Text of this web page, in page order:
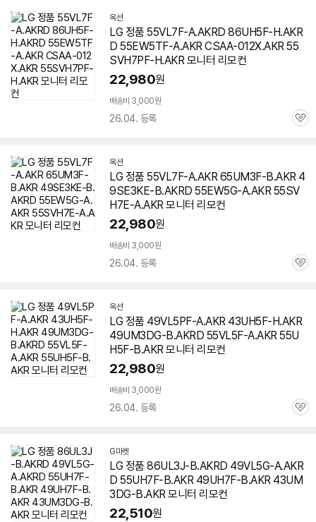
옥션
LG 정품 55VL7F-A.AKRD 86UH5F-H.AKR
D 55EW5TF-A.AKR CSAA-012X.AKR 55
SVH7PF-H.AKR 모니터 리모컨
22,980원
배송비 3,000원
26.04. 등록
관
옥션
LG 정품 55VL7F-A.AKR 65UM3F-B.AKR 4
9SE3KE-B.AKRD 55EW5G-A.AKR 55SV
H7E-A.AKR 모니터 리모컨
22,980원
배송비 3,000원
26.04. 등록
관
옥션
LG 정품 49VL5PF-A.AKR 43UH5F-H.AKR
49UM3DG-B.AKRD 55VL5F-A.AKR 55U
H5F-B.AKR 모니터 리모컨
22,980원
배송비 3,000원
26.04. 등록
관
G마켓
LG 정품 86UL3J-B.AKRD 49VL5G-A.AKR
D 55UH7F-B.AKR 49UH7F-B.AKR 43UM
3DG-B.AKR 모니터 리모컨
22,510원